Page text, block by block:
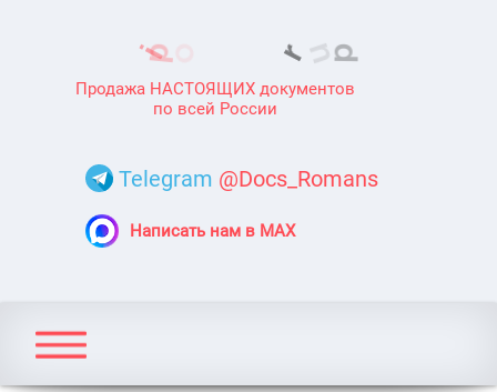
Продажа НАСТОЯЩИХ документов
по всей России
Telegram @Docs_Romans
Написать нам в MAX